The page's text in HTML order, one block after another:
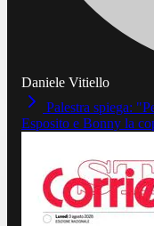
Daniele Vitiello
Palestra spiega:
Esposito e Bonny la